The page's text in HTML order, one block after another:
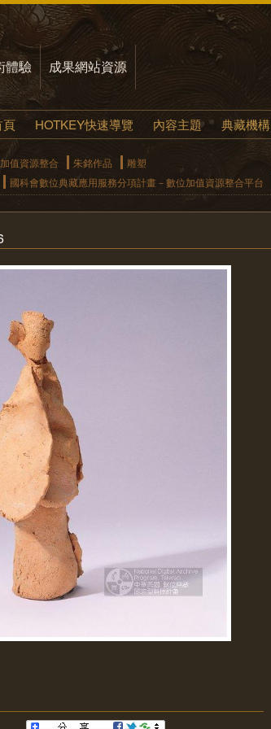
體驗 成果網站資源
HOTKEY快速導覽 內容主題 典藏機構
值資源整合 朱銘作品
雕塑
國科會數位典藏應用服務分項計畫－數位加值資源整合平台